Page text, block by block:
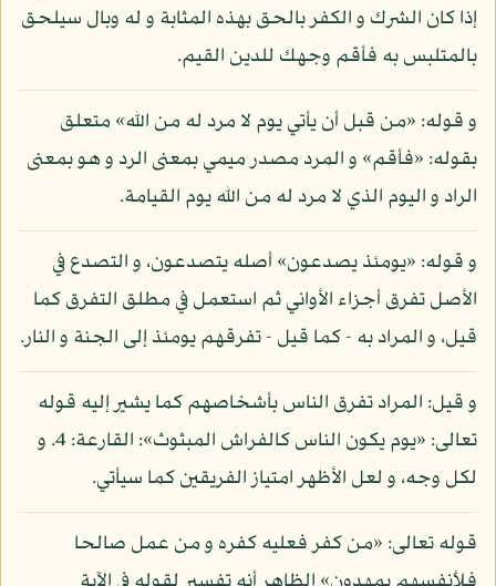
إذا كان الشرك و الكفر بالحق بهذه المثابة و له وبال سيلحق
بالمتلبس به فأقم وجهك للدين القيم.
و قوله: «من قبل أن يأتي يوم لا مرد له من الله» متعلق
بقوله: «فأقم» و المرد مصدر ميمي بمعنى الرد و هو بمعنى
الراد و اليوم الذي لا مرد له من الله يوم القيامة.
و قوله: «يومئذ يصدعون» أصله يتصدعون، و التصدع في
الأصل تفرق أجزاء الأواني ثم استعمل في مطلق التفرق كما
قيل، و المراد به - كما قيل - تفرقهم يومئذ إلى الجنة و النار.
و قيل: المراد تفرق الناس بأشخاصهم كما يشير إليه قوله
تعالى: «يوم يكون الناس كالفراش المبثوث»: القارعة: 4. و
لكل وجه، و لعل الأظهر امتياز الفريقين كما سيأتي.
قوله تعالى: «من كفر فعليه كفره و من عمل صالحا